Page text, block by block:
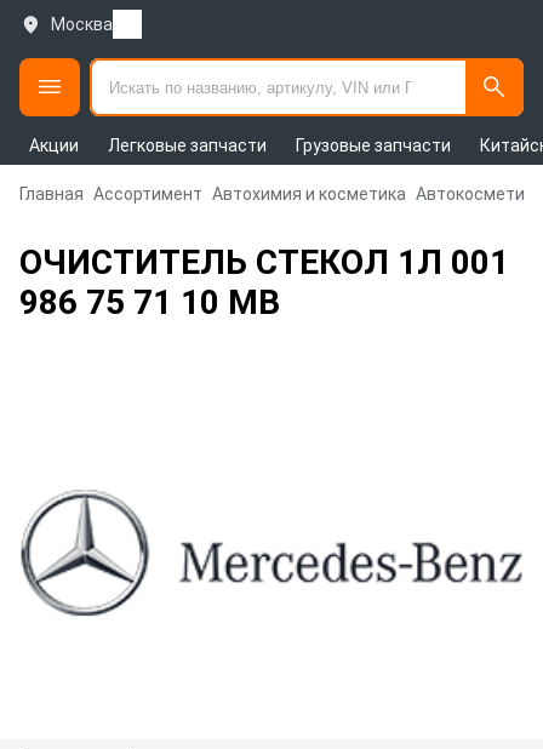
Москва
Акции Легковые запчасти Грузовые запчасти
Главная Ассортимент Автохимия и косметика Автокосметика
ОЧИСТИТЕЛЬ СТЕКОЛ 1Л 001
986 75 71 10 MB